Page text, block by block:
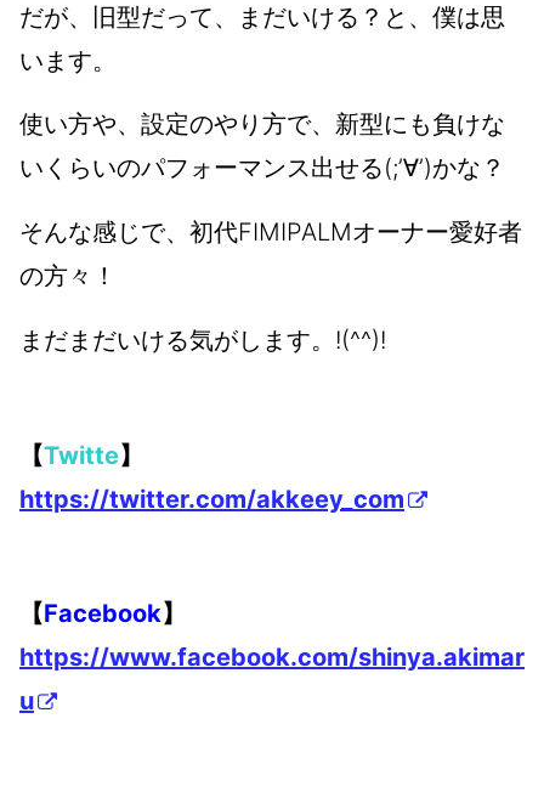
だが、旧型だって、まだいける？と、僕は思
います。
使い方や、設定のやり方で、新型にも負けな
いくらいのパフォーマンス出せる(;’∀’)かな？
そんな感じで、初代FIMIPALMオーナー愛好者
の方々！
まだまだいける気がします。!(^^)!
【Twitte】
https://twitter.com/akkeey_com
【Facebook】
https://www.facebook.com/shinya.akimar
u